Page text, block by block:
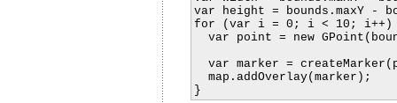
var height = bounds.maxY -
for (var i = 0; i < 10;
var point = new
var marker =
  map.addOverlay(marker);